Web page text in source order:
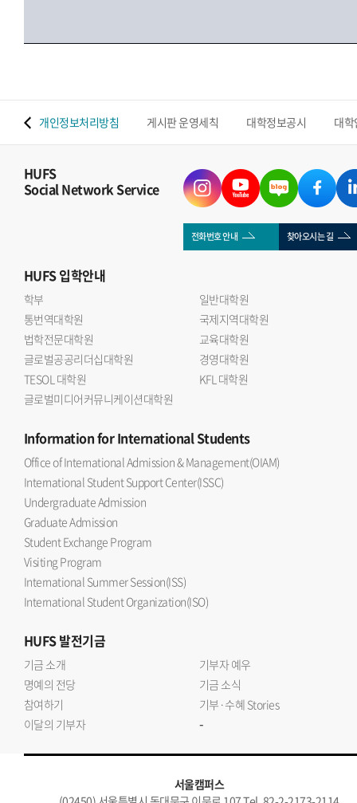
개인정보처리방침 게시판 운영세칙 대학정보공시 대
HUFS
Social Network Service
전화번호 안내 찾아오시는 길
HUFS입학안내
학부
일반대학원
통번역대학원
국제지역대학원
법학전문대학원
교육대학원
글로벌공공리더십대학원
경영대학원
TESOL 대학원
KFL 대학원
글로벌미디어커뮤니케이션대학원
Informationfor International Students
Office of International Admission & Management(OIAM)
International Student Support Center(ISSC)
Undergraduate Admission
Graduate Admission
Student Exchange Program
Visiting Program
International Summer Session(ISS)
International Student Organization(ISO)
HUFS발전기금
기금 소개
기부자 예우
명예의 전당
기금 소식
참여하기
기부·수혜 Stories
이달의 기부자
-
서울캠퍼스